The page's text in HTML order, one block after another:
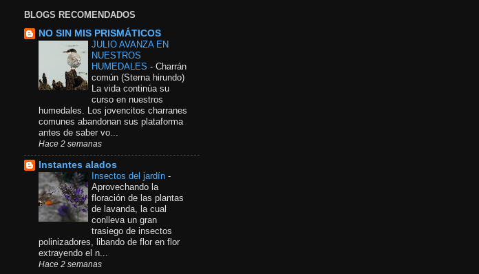
BLOGS RECOMENDADOS
NO SIN MIS PRISMÁTICOS
JULIO AVANZA EN
NUESTROS
HUMEDALES - Charrán
común (Sterna hirundo)
La vida continúa su
curso en nuestros
humedales. Los jovencitos charranes
comunes abandonan sus plataforma
antes de saber vo...
Hace 2 semanas
Instantes alados
Insectos del jardín -
Aprovechando la
floración de las plantas
de lavanda, la cual
conlleva un gran
trasiego de insectos
polinizadores, libando de flor en flor
extrayendo el n...
Hace 2 semanas